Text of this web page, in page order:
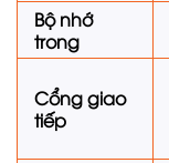
Bộ nhớ
trong
Cổng giao
tiếp